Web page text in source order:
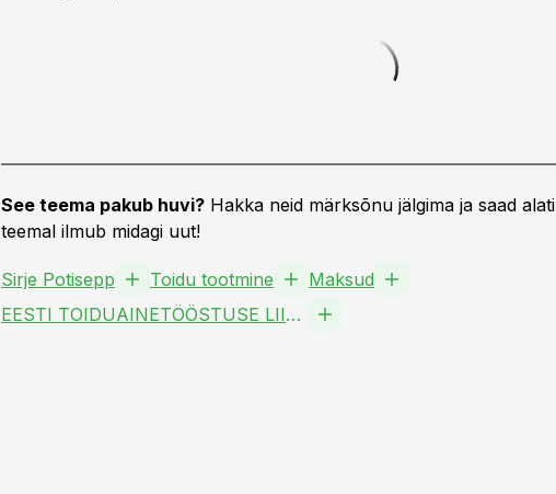
See teema pakub huvi? Hakka neid märksõnu jälgima ja saad
teemal ilmub midagi uut!
Sirje Potisepp Toidu tootmine
Maksud
EESTI TOIDUAINETÖÖSTUSE LIIT MTÜ